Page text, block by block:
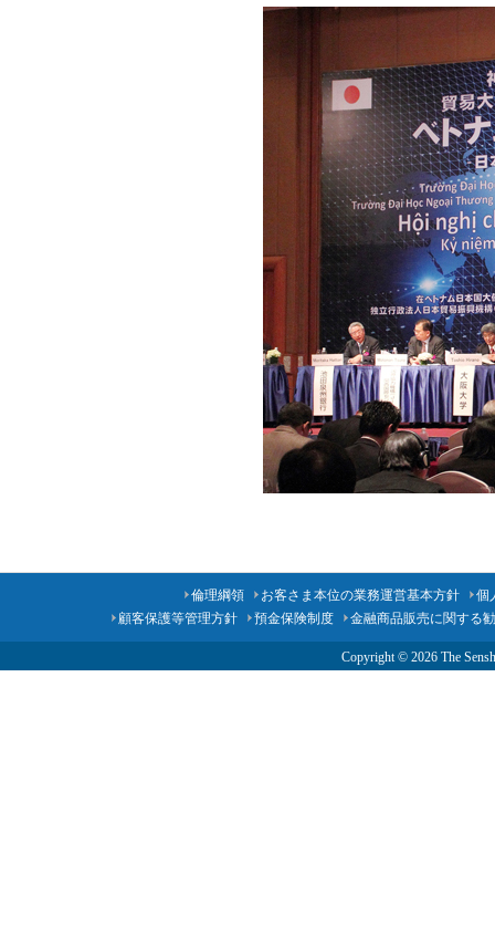
倫理綱領 お客さま本位の業務運営基本方針
個
顧客保護等管理方針
預金保険制度 金融商品販売に関する
Copyright © 2026 The